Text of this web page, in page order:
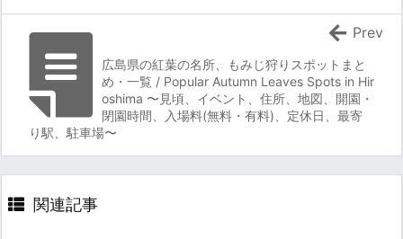
広島県の紅葉の名所、もみじ狩りスポットまと
め・一覧 / Popular Autumn Leaves Spots in Hir
oshima 〜見頃、イベント、住所、地図、開園・
閉園時間、入場料(無料・有料)、定休日、最寄
り駅、駐車場〜
Prev
関連記事